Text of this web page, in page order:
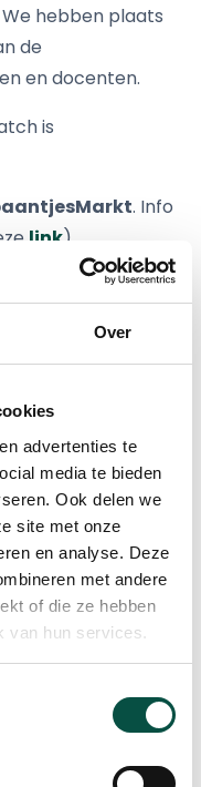
Over
advertenties te
media te bieden
Ook delen we
site met onze
en analyse. Deze
met andere
of die ze hebben
van hun services.
hebben plaats
de
en docenten.
is
. Info
link)
1 in
je via de
april.
vragenlijst toe
samengevat
mail.